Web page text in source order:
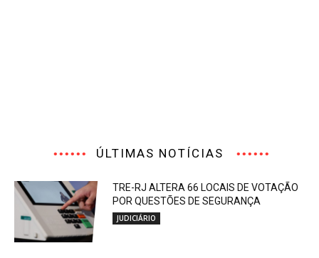
ÚLTIMAS NOTÍCIAS
TRE-RJ ALTERA 66 LOCAIS DE VOTAÇÃO
POR QUESTÕES DE SEGURANÇA
JUDICIÁRIO